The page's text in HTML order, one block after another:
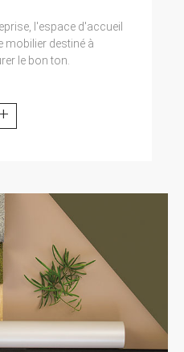
l'espace d'accueil
mobilier destiné à
le bon ton.
+